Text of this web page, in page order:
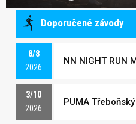
Doporučené závody
8/8
2026
NN NIGHT RUN
3/10
2026
PUMA